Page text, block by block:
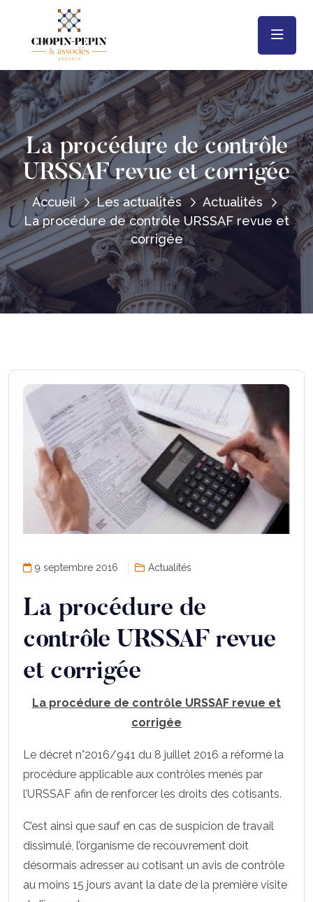
La procédure de contrôle
URSSAF revue et corrigée
Accueil Les actualités
Actualités
La procédure de contrôle URSSAF revue et
corrigée
9 septembre 2016 Actualités
La procédure de
contrôle URSSAF revue
et corrigée
La procédure de contrôle URSSAF revue et
corrigée
Le décret n°2016/941 du 8 juillet 2016 a réformé la
procédure applicable aux contrôles menés par
l’URSSAF afin de renforcer les droits des cotisants.
C’est ainsi que sauf en cas de suspicion de travail
dissimulé, l’organisme de recouvrement doit
désormais adresser au cotisant un avis de contrôle
au moins 15 jours avant la date de la première visite